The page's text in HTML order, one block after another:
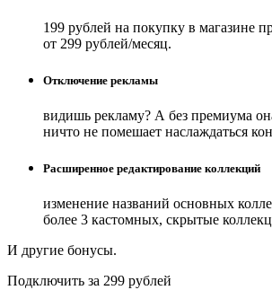
199 рублей на покупку в магазине
от 299 рублей/месяц.
Отключение рекламы
видишь рекламу? А без премиума
ничто не помешает наслаждаться
Расширенное редактирование коллекций
изменение названий основных
более 3 кастомных, скрытые
И другие бонусы.
Подключить за 299 рублей